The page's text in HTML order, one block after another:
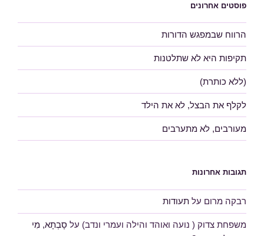
פוסטים אחרונים
הרווח שבמפגש הדורות
תקיפות היא לא שתלטנות
(ללא כותרת)
לקלף את הבצל, לא את הילד
מעורבים, לא מתערבים
תגובות אחרונות
רבקה מרום על תעודות
משפחת צדוק ( נועה ואוהד והילה ועמרי ונדב) על סָבְתָא, מִי